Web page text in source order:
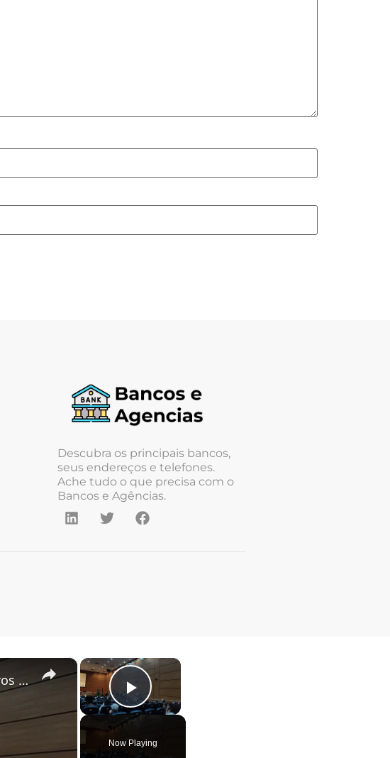
Descubra os principais bancos,
seus endereços e telefones.
Ache tudo o que precisa com o
Bancos e Agências.
×
Play Video
Now Playing
×
Brazil: Brazilian President Lula hosts WHO chief Tedros in Rio.